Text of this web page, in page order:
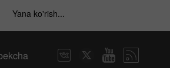
Yana ko'rish...